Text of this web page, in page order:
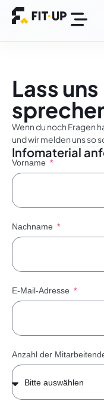
Lass uns
Wenn du noch Fragen
und wir melden uns so
Infomaterial
Vorname
Nachname
E-Mail-Adresse
Anzahl der